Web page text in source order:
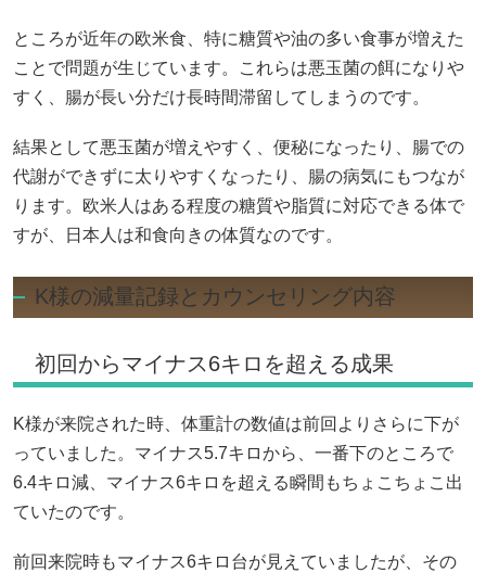
ところが近年の欧米食、特に糖質や油の多い食事が増えた
ことで問題が生じています。これらは悪玉菌の餌になりや
すく、腸が長い分だけ長時間滞留してしまうのです。
結果として悪玉菌が増えやすく、便秘になったり、腸での
代謝ができずに太りやすくなったり、腸の病気にもつなが
ります。欧米人はある程度の糖質や脂質に対応できる体で
すが、日本人は和食向きの体質なのです。
K様の減量記録とカウンセリング内容
初回からマイナス6キロを超える成果
K様が来院された時、体重計の数値は前回よりさらに下が
っていました。マイナス5.7キロから、一番下のところで
6.4キロ減、マイナス6キロを超える瞬間もちょこちょこ出
ていたのです。
前回来院時もマイナス6キロ台が見えていましたが、その